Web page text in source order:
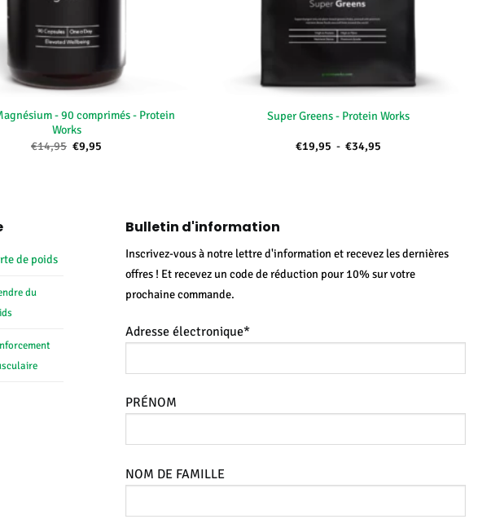
- 90 comprimés - Protein
Works
€14,95 Le
prix
€9,95
Super Greens - Protein Works
€19,95 - €34,95Plage
de poids
du
Bulletin d'information
Inscrivez-vous à notre lettre d'information et recevez les dernières
offres ! Et recevez un code de réduction pour 10% sur votre
prochaine commande.
Adresse électronique*
PRÉNOM
NOM DE FAMILLE